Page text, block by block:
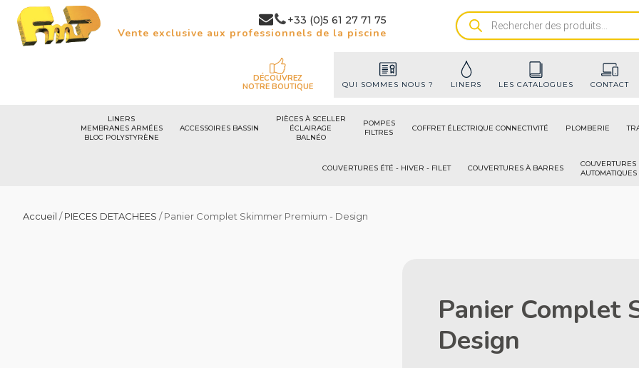
+33 (0)5 61 27 71 75
Vente exclusive aux professionnels de la piscine
Recherche
de
DÉCOUVREZ
NOTRE BOUTIQUE
QUI SOMMES NOUS ? LINERS LES CATALOGUES CONTACT
LINERS
MEMBRANES ARMÉES
BLOC POLYSTYRÈNE
ACCESSOIRES BASSIN
PIÈCES À SCELLER
ÉCLAIRAGE
BALNÉO
POMPES
FILTRES
COFFRET ÉLECTRIQUE CONNECTIVITÉ PLOMBERIE
COUVERTURES ÉTÉ - HIVER - FILET COUVERTURES À BARRES
COUVERTURES
AUTOMATIQUES
Accueil /PIECES DETACHEES / Panier Complet Skimmer Premium - Design
Panier Complet
Design